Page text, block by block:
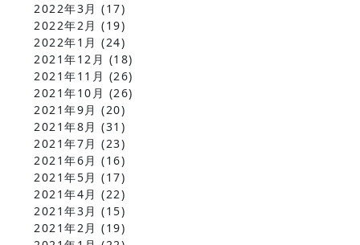
2022年3月 (17)
2022年2月 (19)
2022年1月 (24)
2021年12月 (18)
2021年11月 (26)
2021年10月 (26)
2021年9月 (20)
2021年8月 (31)
2021年7月 (23)
2021年6月 (16)
2021年5月 (17)
2021年4月 (22)
2021年3月 (15)
2021年2月 (19)